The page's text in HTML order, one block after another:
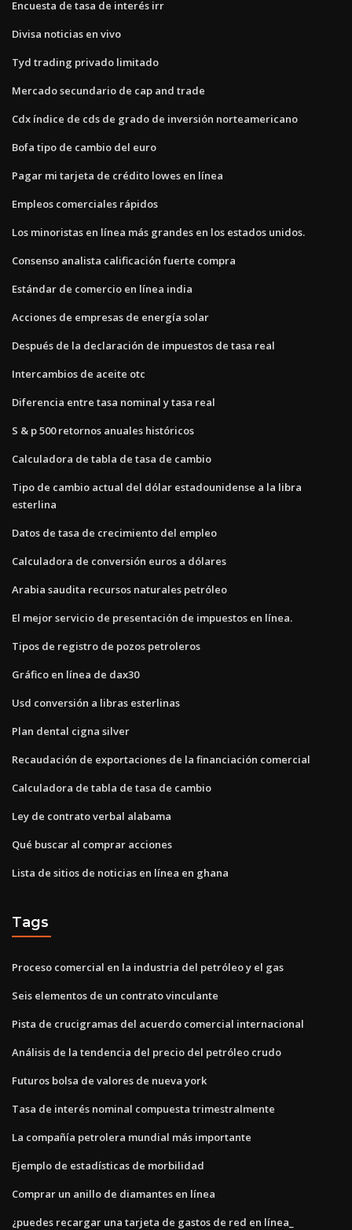
Encuesta de tasa de interés irr
Divisa noticias en vivo
Tyd trading privado limitado
Mercado secundario de cap and trade
Cdx índice de cds de grado de inversión norteamericano
Bofa tipo de cambio del euro
Pagar mi tarjeta de crédito lowes en línea
Empleos comerciales rápidos
Los minoristas en línea más grandes en los estados unidos.
Consenso analista calificación fuerte compra
Estándar de comercio en línea india
Acciones de empresas de energía solar
Después de la declaración de impuestos de tasa real
Intercambios de aceite otc
Diferencia entre tasa nominal y tasa real
S & p 500 retornos anuales históricos
Calculadora de tabla de tasa de cambio
Tipo de cambio actual del dólar estadounidense a la libra
esterlina
Datos de tasa de crecimiento del empleo
Calculadora de conversión euros a dólares
Arabia saudita recursos naturales petróleo
El mejor servicio de presentación de impuestos en línea.
Tipos de registro de pozos petroleros
Gráfico en línea de dax30
Usd conversión a libras esterlinas
Plan dental cigna silver
Recaudación de exportaciones de la financiación comercial
Calculadora de tabla de tasa de cambio
Ley de contrato verbal alabama
Qué buscar al comprar acciones
Lista de sitios de noticias en línea en ghana
Tags
Proceso comercial en la industria del petróleo y el gas
Seis elementos de un contrato vinculante
Pista de crucigramas del acuerdo comercial internacional
Análisis de la tendencia del precio del petróleo crudo
Futuros bolsa de valores de nueva york
Tasa de interés nominal compuesta trimestralmente
La compañía petrolera mundial más importante
Ejemplo de estadísticas de morbilidad
Comprar un anillo de diamantes en línea
¿puedes recargar una tarjeta de gastos de red en línea_